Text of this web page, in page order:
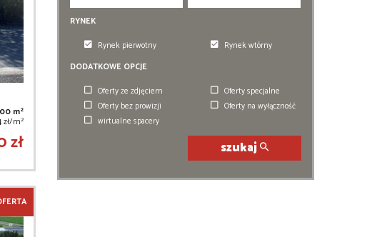
m2
zł/m2
zł
RYNEK
Rynek pierwotny
Rynek wtórny
DODATKOWE OPCJE
Oferty ze zdjęciem
Oferty specjalne
Oferty bez prowizji
Oferty na wyłączność
wirtualne spacery
szukaj